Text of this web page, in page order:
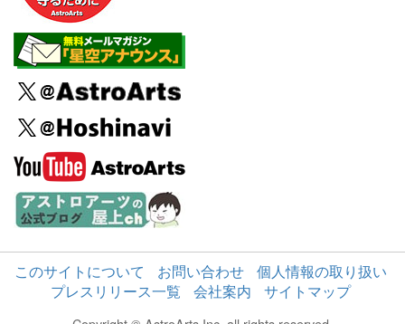
このサイトについて お問い合わせ
個人情報の取り扱い
プレスリリース一覧
会社案内 サイトマップ